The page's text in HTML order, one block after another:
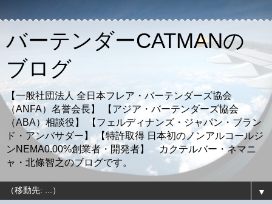
バーテンダーCATMANの
ブログ
【一般社団法人 全日本フレア・バーテンダーズ協会
（ANFA）名誉会長】 【アジア・バーテンダーズ協会
（ABA）相談役】 【フェルディナンズ・ジャパン・ブラン
ド・アンバサダー】 【特許取得 日本初のノンアルコールジ
ンNEMA0.00%創業者・開発者】 カクテルバー・ネマニ
ャ・北條智之のブログです。
▼